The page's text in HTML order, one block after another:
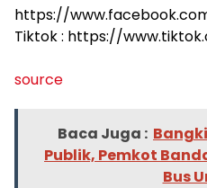
https://
Tiktok : https://
source
Baca Juga :
Publik, Pemkot
Bus